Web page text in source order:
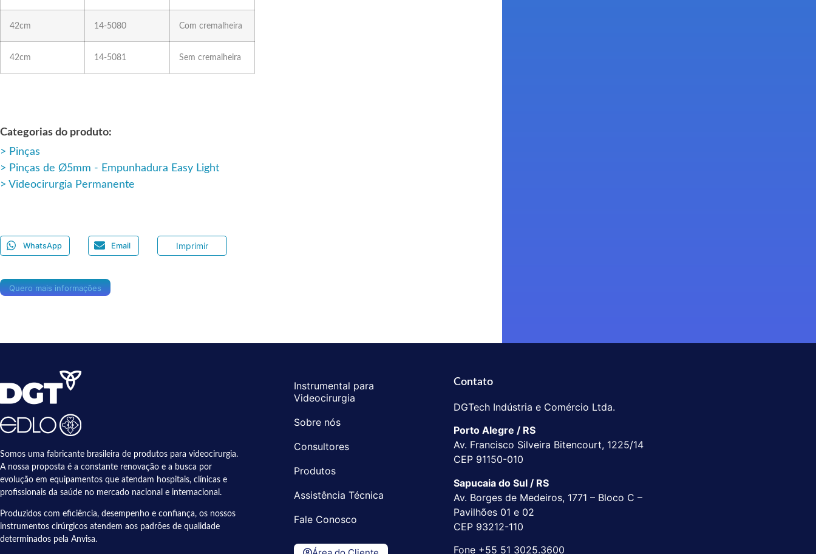
42cm 14-5080 Com cremalheira
42cm 14-5081 Sem cremalheira
Categorias do produto:
Pinças
Pinças de Ø5mm - Empunhadura Easy Light
Videocirurgia Permanente
WhatsApp Email Imprimir
Quero mais informações
Somos uma fabricante brasileira de produtos para videocirurgia.
A nossa proposta é a constante renovação e a busca por
evolução em equipamentos que atendam hospitais, clínicas e
profissionais da saúde no mercado nacional e internacional.
Produzidos com eficiência, desempenho e confiança, os nossos
instrumentos cirúrgicos atendem aos padrões de qualidade
determinados pela Anvisa.
Instrumental para
Videocirurgia
Sobre nós
Consultores
Produtos
Assistência Técnica
Fale Conosco
Contato
DGTech Indústria e Comércio Ltda.
Porto Alegre / RS
Av. Francisco Silveira Bitencourt, 1225/14
CEP 91150-010
Sapucaia do Sul / RS
Av. Borges de Medeiros, 1771 – Bloco C –
Pavilhões 01 e 02
CEP 93212-110
Fone +55 51 3025.3600